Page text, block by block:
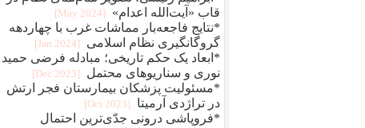
قاب «آیت‌الله اعدام»
[2024 May]
*نتایج فاجعه‌بار مماشات غرب با چهاردهه
گروگانگیری نظام اسلامی
[2024 Jan]
*ابعاد یک حکم تاریخی؛ مبادله فرضی حمید
نوری و سناریوهای محتمل
[2023 Dec]
*مسئولیت پزشکان بیمارستان فجر ارتش
در تراژدی آرمیتا
[2023 Oct]
*فروپاشی درونی جدّی‌ترین احتمال